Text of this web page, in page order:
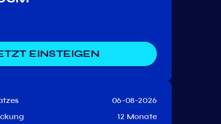
EINSTEIGEN
06-08-2026
12 Monate